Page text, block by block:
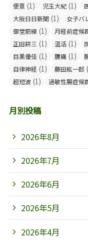
便意 (1) 児玉大紀 (1)
大阪日日新聞 (1) 女子バ
御堂筋線 (1) 月経前症候
正田耕三 (1) 温活 (1)
目黒優佳 (1) 腰痛 (1)
自律神経 (1) 藤田紘一郎
超短波 (1) 過敏性腸症候
月別投稿
2026年8月
2026年7月
2026年6月
2026年5月
2026年4月